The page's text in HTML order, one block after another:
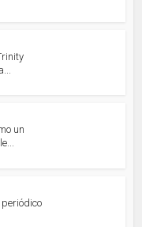
un
periódico